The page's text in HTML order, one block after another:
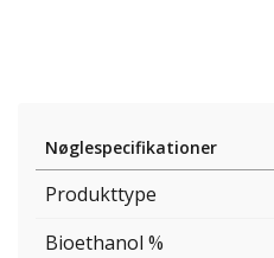
Nøglespecifikationer
Produkttype
Bioethanol %